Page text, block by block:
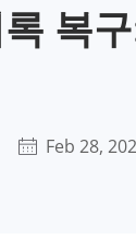
복
Feb 28,